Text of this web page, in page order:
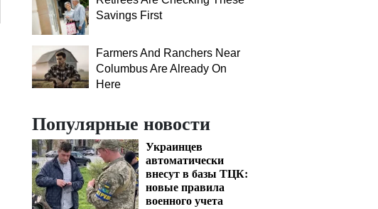
Savings First
Farmers And Ranchers Near
Columbus Are Already On
Here
Популярные новости
Украинцев
автоматически
внесут в базы ТЦК:
новые правила
военного учета